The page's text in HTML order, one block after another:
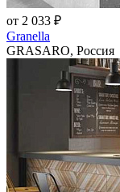
от 2 033 ₽
Granella
GRASARO, Россия